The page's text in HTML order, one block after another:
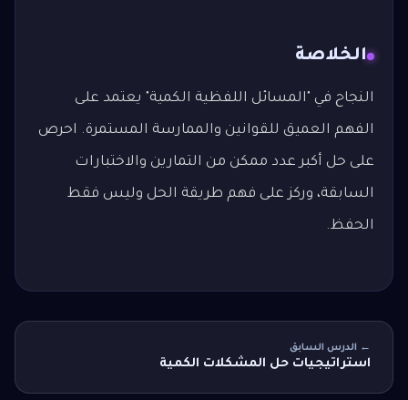
الخلاصة
النجاح في "المسائل اللفظية الكمية" يعتمد على
الفهم العميق للقوانين والممارسة المستمرة. احرص
على حل أكبر عدد ممكن من التمارين والاختبارات
السابقة، وركز على فهم طريقة الحل وليس فقط
الحفظ.
← الدرس السابق
استراتيجيات حل المشكلات الكمية